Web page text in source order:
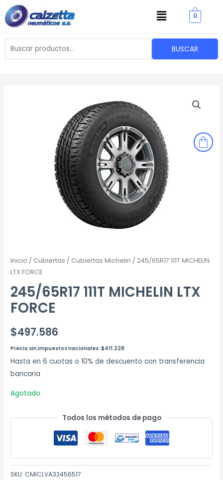
al
contenido
Menu 0
Buscar
por:
BUSCAR
Inicio / Cubiertas / Cubiertas Michelin / 245/65R17 111T MICHELIN
LTX FORCE
245/65R17 111T MICHELIN LTX
FORCE
$497.586
Precio sin impuestos nacionales:$411.228
Hasta en 6 cuotas o 10% de descuento con transferencia
bancaria
Agotado
Todos los métodos de pago
SKU:CMICLVA32456517